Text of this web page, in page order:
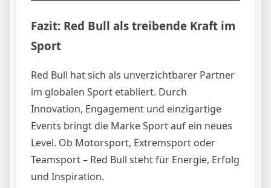
Fazit: Red Bull als treibende Kraft im
Sport
Red Bull hat sich als unverzichtbarer Partner
im globalen Sport etabliert. Durch
Innovation, Engagement und einzigartige
Events bringt die Marke Sport auf ein neues
Level. Ob Motorsport, Extremsport oder
Teamsport – Red Bull steht für Energie, Erfolg
und Inspiration.